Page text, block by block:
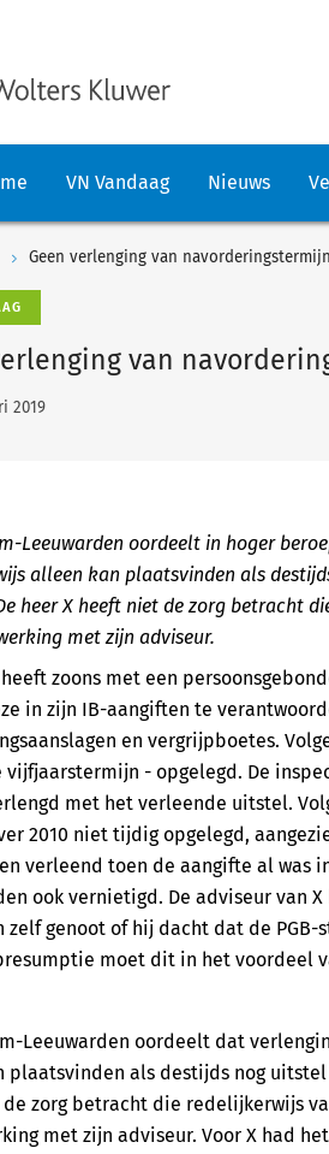
VN Vandaag Nieuws
Geen verlenging van
van
2019
Leeuwarden oordeelt in hoger
alleen kan plaatsvinden als
heer X heeft niet de zorg betracht
met zijn adviseur.
heeft zoons met een
in zijn IB-aangiften te
en vergrijpboetes.
vijfjaarstermijn - opgelegd. De
met het verleende uitstel.
2010 niet tijdig opgelegd,
verleend toen de aangifte al was
ook vernietigd. De adviseur van
zelf genoot of hij dacht dat de
moet dit in het voordeel
Leeuwarden oordeelt dat
plaatsvinden als destijds nog
zorg betracht die redelijkerwijs
met zijn adviseur. Voor X had